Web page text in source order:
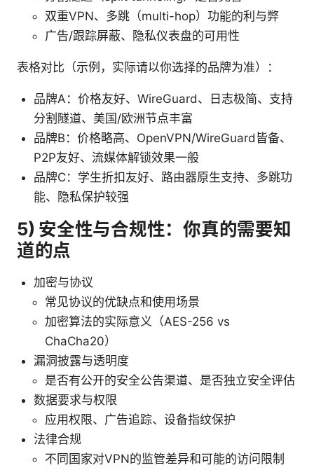
双重VPN、多跳（multi-hop）功能的利与弊
广告/跟踪屏蔽、隐私仪表盘的可用性
表格对比（示例，实际请以你选择的品牌为准）：
品牌A：价格友好、WireGuard、日志极简、支持
分割隧道、美国/欧洲节点丰富
品牌B：价格略高、OpenVPN/WireGuard皆备、
P2P友好、流媒体解锁效果一般
品牌C：学生折扣友好、路由器原生支持、多跳功
能、隐私保护较强
5) 安全性与合规性：你真的需要知
道的点
加密与协议
常见协议的优缺点和使用场景
加密算法的实际意义（AES-256 vs
ChaCha20）
漏洞披露与透明度
是否有公开的安全公告渠道、是否独立安全评估
数据要求与权限
应用权限、广告追踪、设备指纹保护
法律合规
不同国家对VPN的监管差异和可能的访问限制